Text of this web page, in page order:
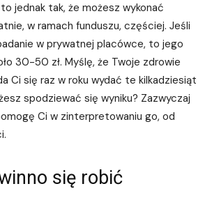
jednak tak, że możesz wykonać
w ramach funduszu, częściej. Jeśli
w prywatnej placówce, to jego
30-50 zł. Myślę, że Twoje zdrowie
Ci się raz w roku wydać te kilkadziesiąt
spodziewać się wyniku? Zazwyczaj
Ci w zinterpretowaniu go, od
się robić